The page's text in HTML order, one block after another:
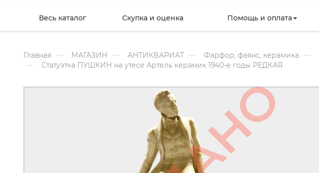
Весь каталог Скупка и оценка Помощь и оплата
Главная МАГАЗИН АНТИКВАРИАТ Фарфор, фаянс, керамика
Статуэтка ПУШКИН на утесе Артель керамик 1940-е годы РЕДКАЯ